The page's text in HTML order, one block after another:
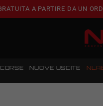
A PARTIRE DA UN
NUOVE USCITE